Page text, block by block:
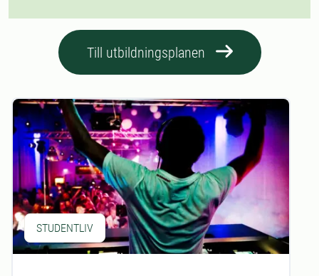
Till utbildningsplanen
STUDENTLIV